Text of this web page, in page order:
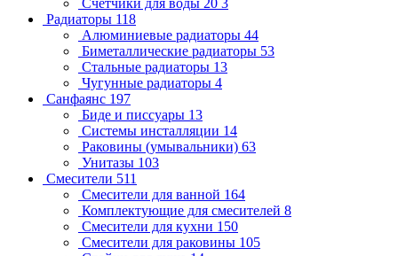
Радиаторы 118
Алюминиевые радиаторы 44
Биметаллические радиаторы 53
Стальные радиаторы 13
Чугунные радиаторы 4
Санфаянс 197
Биде и писсуары 13
Системы инсталляции 14
Раковины (умывальники) 63
Унитазы 103
Смесители 511
Смесители для ванной 164
Комплектующие для смесителей 8
Смесители для кухни 150
Смесители для раковины 105